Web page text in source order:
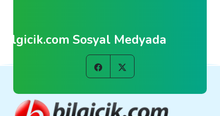
Bilgicik.com Sosyal Medyada